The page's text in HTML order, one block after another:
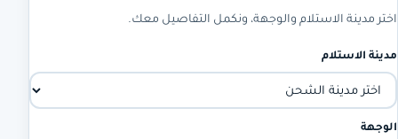
اختر مدينة الاستلام والوجهة، ونكمل التفاصيل معك.
مدينة الاستلام
الوجهة